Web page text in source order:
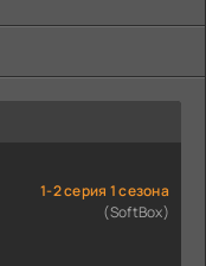
1-2 серия 1 сезона
(SoftBox)